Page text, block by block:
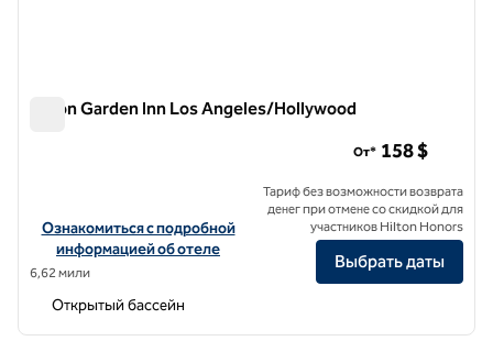
Hilton Garden Inn Los Angeles/Hollywood
Посмотреть информацию об отеле Hilton Garden Inn Los
Ознакомиться с подробной
информацией об отеле
6,62 мили
От* 158 $
Тариф без возможности возврата
денег при отмене со скидкой для
участников Hilton Honors
Выбрать даты
Открытый бассейн